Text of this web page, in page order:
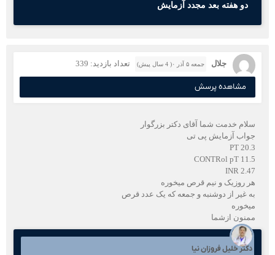
دو هفته بعد مجدد آزمایش
جلال جمعه ۵ آذر ۰( 4 سال پیش) تعداد بازدید: 339
مشاهده پرسش
سلام خدمت شما آقای دکتر بزرگوار
جواب آزمایش پی تی
PT 20.3
CONTRol pT 11.5
INR 2.47
هر روزیک و نیم قرص میخوره
به غیر از دوشنبه و جمعه که یک عدد قرص
میخوره
ممنون ازشما
دکتر خلیل فروزان نیا